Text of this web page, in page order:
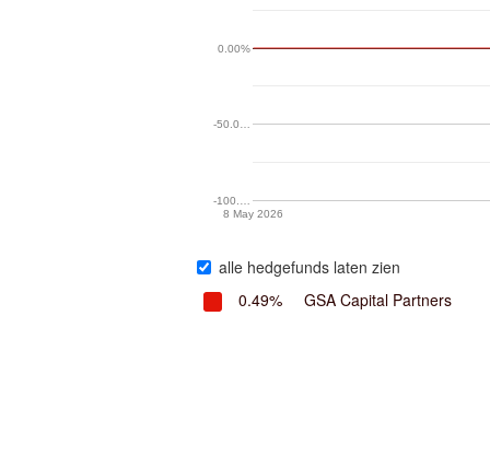
8 May 2026
-100.…
-50.0…
0.00%
alle hedgefunds laten zien
0.49%
GSA Capital Partners